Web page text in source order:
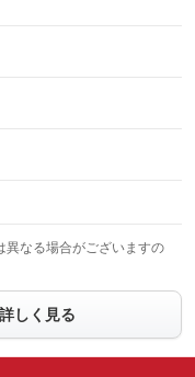
備あり
ントカメラ
備あり
備あり
なる場合がございますの
しく見る